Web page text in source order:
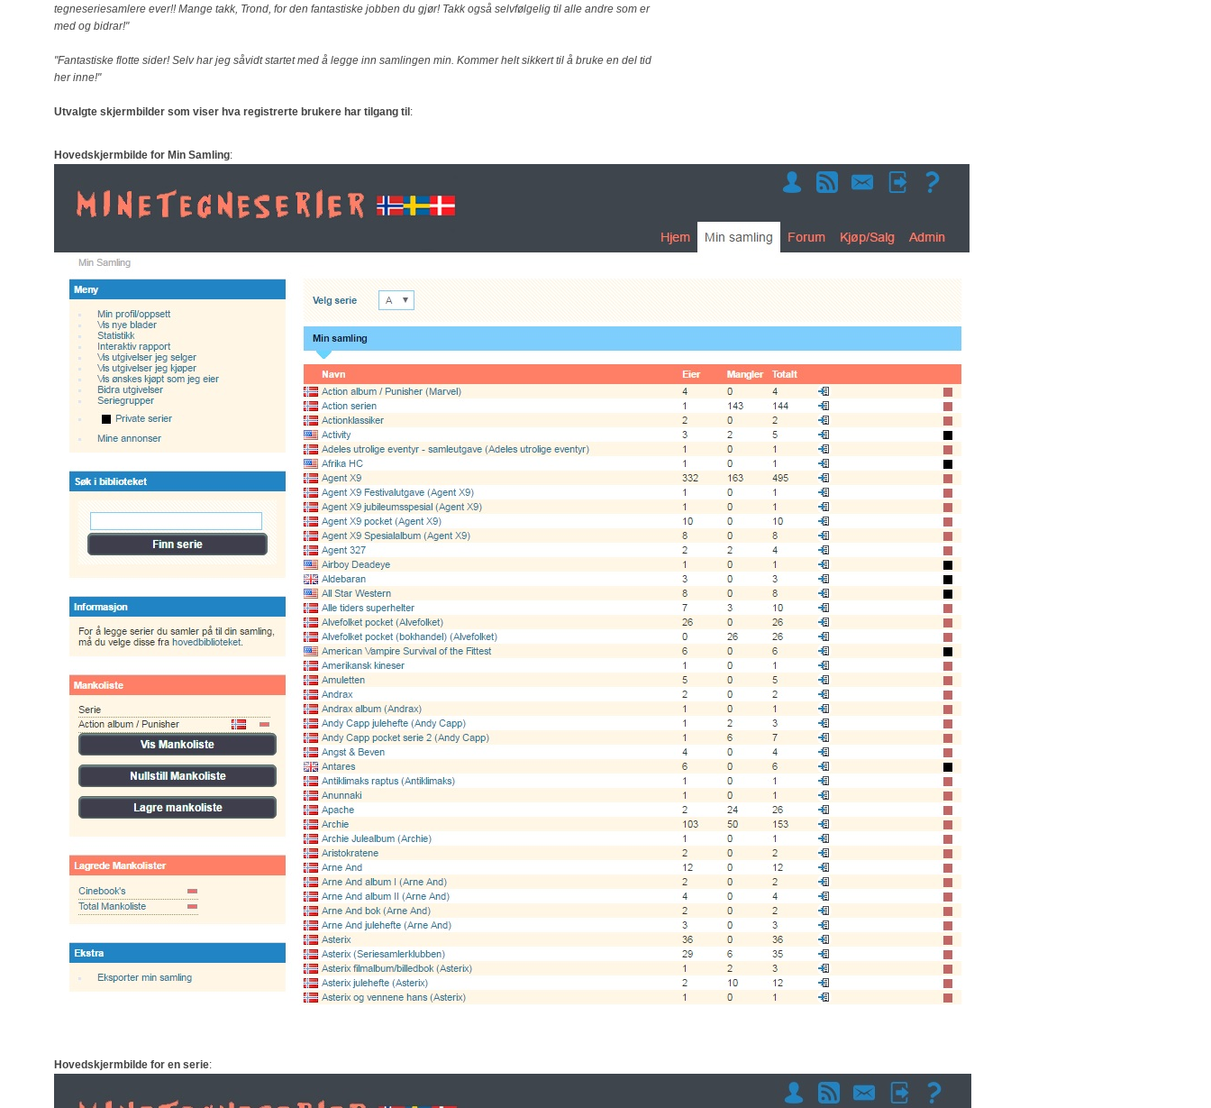
tegneseriesamlere ever!! Mange takk, Trond, for den fantastiske jobben du gjør! Takk også selvfølgelig til alle andre som er
med og bidrar!"
"Fantastiske flotte sider! Selv har jeg såvidt startet med å legge inn samlingen min. Kommer helt sikkert til å bruke en del tid
her inne!"
Utvalgte skjermbilder som viser hva registrerte brukere har tilgang til :
Hovedskjermbilde for Min Samling:
Hovedskjermbilde for en serie: